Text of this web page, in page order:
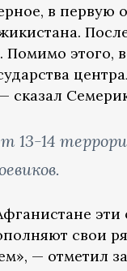
в первую
Помимо этого,
сказал
13-14
эти
свои
— отметил